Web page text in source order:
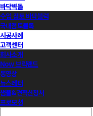
바닥벽돌
수입 점토 바닥블럭
국내점토블록
시공사례
고객센터
회사소개
Now 브릭랜드
동영상
뉴스레터
샘플&견적신청서
프로모션